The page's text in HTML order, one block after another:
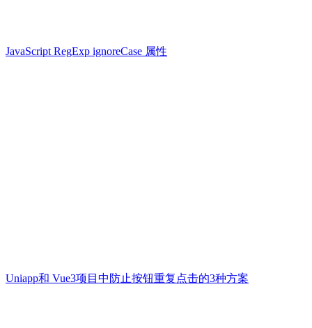
JavaScript RegExp ignoreCase 属性
Uniapp和 Vue3项目中防止按钮重复点击的3种方案